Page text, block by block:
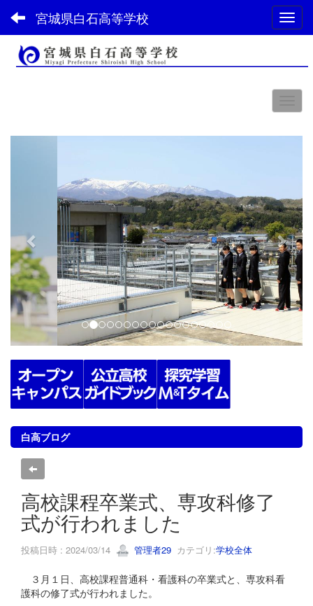
宮城県白石高等学校
o
u
s
t
白高ブログ
高校課程卒業式、専攻科修了
式が行われました
投稿日時 : 2024/03/14 管理者29 カテゴリ:学校全体
３月１日、高校課程普通科・看護科の卒業式と、専攻科看
護科の修了式が行われました。